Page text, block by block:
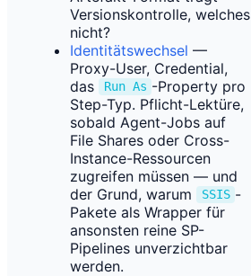
Versionskontrolle, welches
nicht?
Identitätswechsel —
Proxy-User, Credential,
das
Run As -Property pro
Step-Typ. Pflicht-Lektüre,
sobald Agent-Jobs auf
File Shares oder Cross-
Instance-Ressourcen
zugreifen müssen — und
der Grund, warum
SSIS -
Pakete als Wrapper für
ansonsten reine SP-
Pipelines unverzichtbar
werden.